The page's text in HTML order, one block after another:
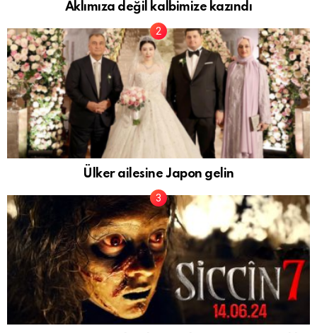
Aklımıza değil kalbimize kazındı
Ülker ailesine Japon gelin